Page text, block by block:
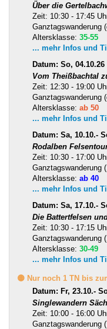
Über die
Zeit: 10:30 - 17:45
Ganztagswanderung
Altersklasse: 35-55
... mehr Infos und
Datum: So, 04.10.26
Vom Theißbachtal
Zeit: 12:30 - 19:00
Ganztagswanderung
Altersklasse: ab 50
... mehr Infos und
Datum: Sa, 10.10.-
Rodalben
Zeit: 10:30 - 17:00
Ganztagswanderung
Altersklasse: ab 40
... mehr Infos und
Datum: Sa, 17.10.-
Die Battertfelsen
Zeit: 10:30 - 17:15
Ganztagswanderung
Altersklasse: 30-49
... mehr Infos und
🟡 Nur noch 1 TN bis
Datum: Fr, 23.10.-
Singlewandern
Zeit: 10:00 - 16:00
Ganztagswanderung